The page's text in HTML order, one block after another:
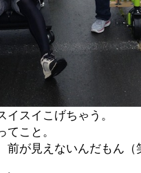
スイこげちゃう。
こと。
前が見えないんだもん（